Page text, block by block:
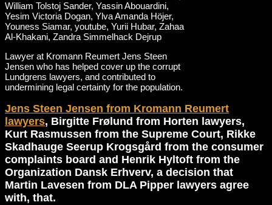
Lawyer at Kromann Reumert Jens Steen
Jensen who has helped cover up the corrupt
Lundgrens lawyers, and contributed to
undermining legal certainty for the population.
Jens Steen Jensen from Kromann Reumert
lawyers, Birgitte Frølund from Horten lawyers,
Kurt Rasmussen from the Supreme Court, Rikke
Skadhauge Seerup Krogsgård from the consumer
complaints board and Henrik Hyltoft from the
Organization Dansk Erhverv, a decision that
Martin Lavesen from DLA Pipper lawyers agree
with, that.